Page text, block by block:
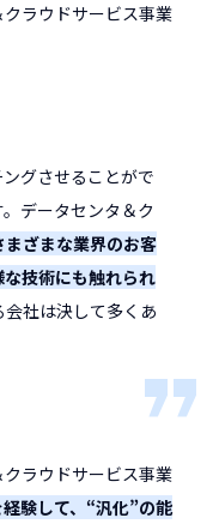
ラウドサービス事業
グさせることがで
データセンタ＆ク
まざまな業界のお客
な技術にも触れられ
社は決して多くあ
ラウドサービス事業
経験して、“汎化”の能